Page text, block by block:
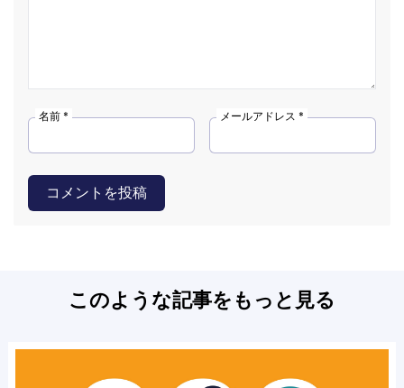
名前 * メールアドレス *
コメントを投稿
このような記事をもっと見る